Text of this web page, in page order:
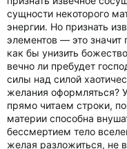
сущности некоторого
энергии. Но признать
элементов — это
как бы унизить
вечно ли пребудет
силы над силой
желания оформляться?
прямо читаем строки,
материи способна
бессмертием тело
желая разложиться, не